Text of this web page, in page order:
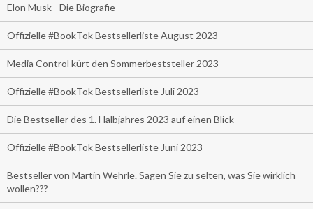
Elon Musk - Die Biografie
Offizielle #BookTok Bestsellerliste August 2023
Media Control kürt den Sommerbeststeller 2023
Offizielle #BookTok Bestsellerliste Juli 2023
Die Bestseller des 1. Halbjahres 2023 auf einen Blick
Offizielle #BookTok Bestsellerliste Juni 2023
Bestseller von Martin Wehrle. Sagen Sie zu selten, was Sie wirklich
wollen???